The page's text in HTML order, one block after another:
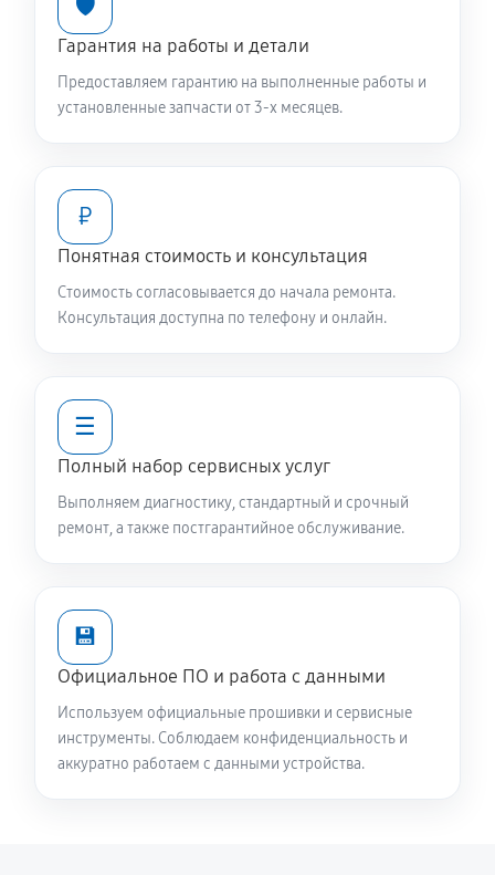
Чистка заливного фильтра-сеточки
Замена мотора вентилятора сушки
1040 руб 60 минут
Замена верхнего противовеса
Замена нижнего противовеса
Замена опоры бака стиральной машины Daewoo
DWF-803 WPS
1820 руб
Ремонт аквастопа стиральной машины Daewoo
DWF-803 WPS
🛡️
Гарантия на работы и детали
Предоставляем гарантию на выполненные работы и
установленные запчасти от 3-х месяцев.
₽
Понятная стоимость и консультация
Стоимость согласовывается до начала ремонта.
Консультация доступна по телефону и онлайн.
☰
Полный набор сервисных услуг
Выполняем диагностику, стандартный и срочный
ремонт, а также постгарантийное обслуживание.
💾
Официальное ПО и работа с данными
Используем официальные прошивки и сервисные
инструменты. Соблюдаем конфиденциальность и
аккуратно работаем с данными устройства.